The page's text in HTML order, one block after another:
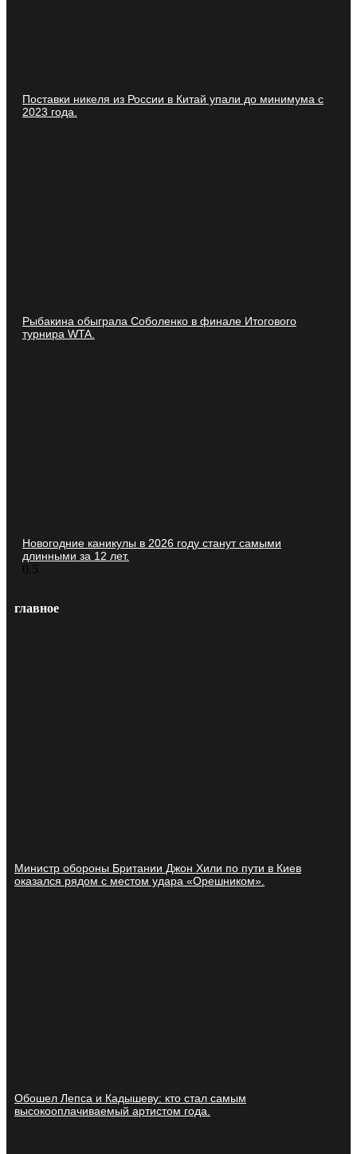
Поставки никеля из России в Китай упали до минимума с
2023 года.
Рыбакина обыграла Соболенко в финале Итогового
турнира WTA.
Новогодние каникулы в 2026 году станут самыми
длинными за 12 лет.
главное
Министр обороны Британии Джон Хили по пути в Киев
оказался рядом с местом удара «Орешником».
Обошел Лепса и Кадышеву: кто стал самым
высокооплачиваемый артистом года.